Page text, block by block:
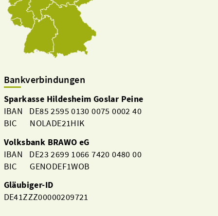
Bankverbindungen
Sparkasse Hildesheim Goslar Peine
IBAN DE85 2595 0130 0075 0002 40
BIC NOLADE21HIK
Volksbank BRAWO eG
IBAN DE23 2699 1066 7420 0480 00
BIC GENODEF1WOB
Gläubiger-ID
DE41ZZZ00000209721